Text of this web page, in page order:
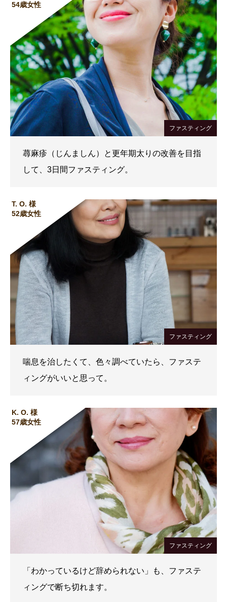
54歳女性
ファスティング
蕁麻疹（じんましん）と更年期太りの改善を目指
して、3日間ファスティング。
T. O. 様
52歳女性
ファスティング
喘息を治したくて、色々調べていたら、ファステ
ィングがいいと思って。
K. O. 様
57歳女性
ファスティング
「わかっているけど辞められない」も、ファステ
ィングで断ち切れます。